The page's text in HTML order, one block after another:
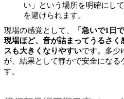
い」という場所を明確にし
を避けられます。
現場の感覚として、
「急いで1日
現場ほど、音が詰まってうるさく
スも大きくなりやすいです。多少
が、結果として静かで安全になる
す。